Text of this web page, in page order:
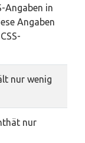
Angaben in
Angaben
nur wenig
nur